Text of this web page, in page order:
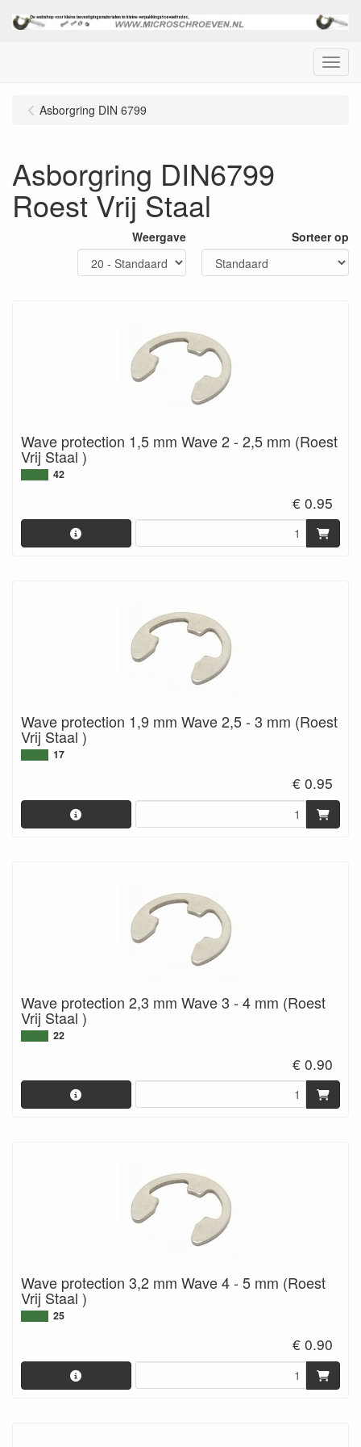
Menu
Asborgring DIN 6799
Asborgring DIN6799
Roest Vrij Staal
Weergave Sorteer op
Wave protection 1,5 mm Wave 2 - 2,5 mm (Roest
Vrij Staal )
42
€ 0.95
Wave protection 1,9 mm Wave 2,5 - 3 mm (Roest
Vrij Staal )
17
€ 0.95
Wave protection 2,3 mm Wave 3 - 4 mm (Roest
Vrij Staal )
22
€ 0.90
Wave protection 3,2 mm Wave 4 - 5 mm (Roest
Vrij Staal )
25
€ 0.90